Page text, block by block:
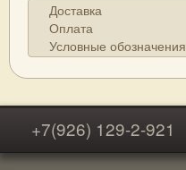
Доставка
Оплата
Условные обозначения
+7(926) 129-2-921